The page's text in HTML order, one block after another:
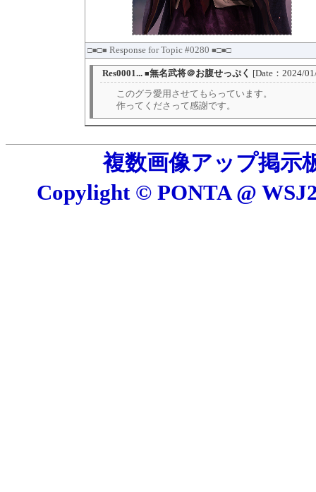
□■□■ Response for Topic #0280 ■□■□
Res0001... ■無名武将＠お腹せっぷく [Date：2024/
このグラ愛用させてもらっています。
作ってくださって感謝です。
複数画像アップ掲示
Copylight © PONTA @